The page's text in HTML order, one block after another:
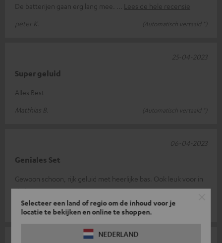
Selecteer een land of regio om de inhoud voor je
locatie te bekijken en online te shoppen.
NEDERLAND
De batterijen gaan erg lang mee.
Lees de hele recensie
peter K.
(Automatisch vertaald *)
Super geluid
Alles Best
Matthias B.
(Automatisch vertaald *)
25-04-2023
Geniales Set
Gewoon schoon, rijk geluid met heerlijke bas. Ook leuk voor in
de buurt.
Thomas D.
(Automatisch vertaald *)
06-04-2023